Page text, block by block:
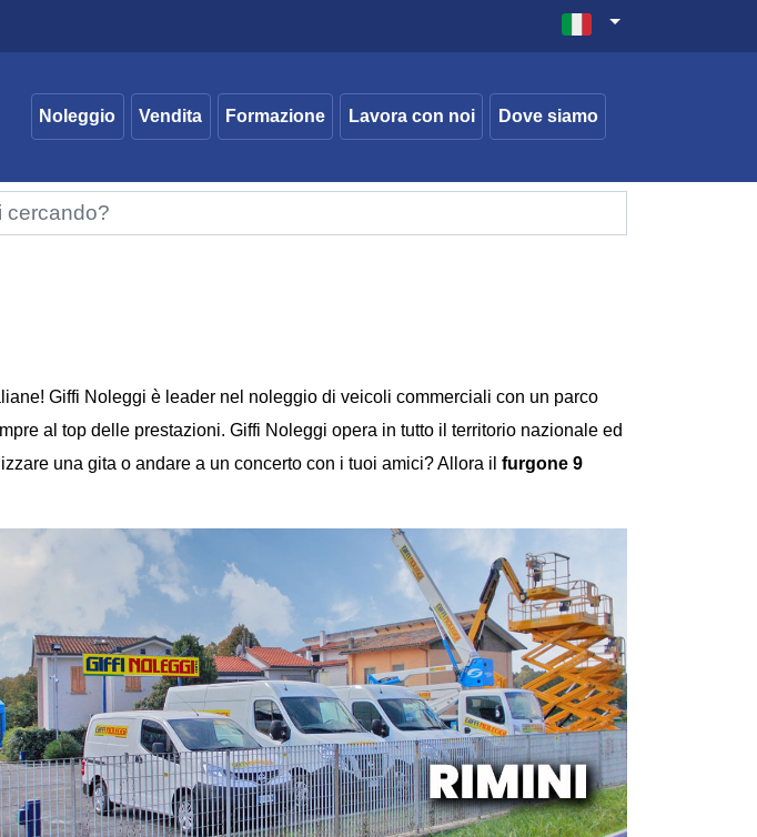
Noleggio Vendita Formazione Lavora con noi Dove siamo
Giffi Noleggi è leader nel noleggio di veicoli commerciali con un parco
al top delle prestazioni. Giffi Noleggi opera in tutto il territorio nazionale ed
una gita o andare a un concerto con i tuoi amici? Allora il furgone 9